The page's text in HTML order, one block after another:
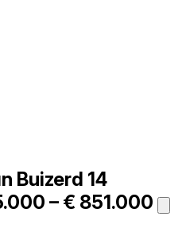
Buizerd 14
– € 851.000